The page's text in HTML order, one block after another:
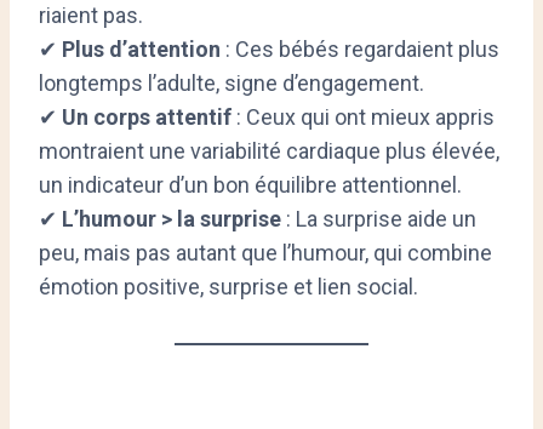
riaient pas.
✔ Plus d’attention : Ces bébés regardaient plus
longtemps l’adulte, signe d’engagement.
✔ Un corps attentif : Ceux qui ont mieux appris
montraient une variabilité cardiaque plus élevée,
un indicateur d’un bon équilibre attentionnel.
✔ L’humour > la surprise : La surprise aide un
peu, mais pas autant que l’humour, qui combine
émotion positive, surprise et lien social.